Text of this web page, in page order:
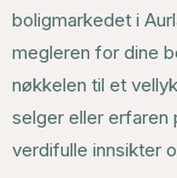
boligmarkedet i
megleren for dine
nøkkelen til et
selger eller erfaren
verdifulle innsikter